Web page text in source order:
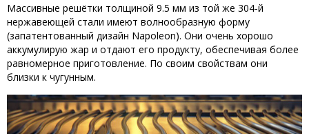
Массивные решётки толщиной 9.5 мм из той же 304-й
нержавеющей стали имеют волнообразную форму
(запатентованный дизайн Napoleon). Они очень хорошо
аккумулирую жар и отдают его продукту, обеспечивая более
равномерное приготовление. По своим свойствам они
близки к чугунным.